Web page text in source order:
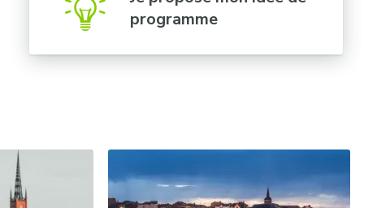
programme